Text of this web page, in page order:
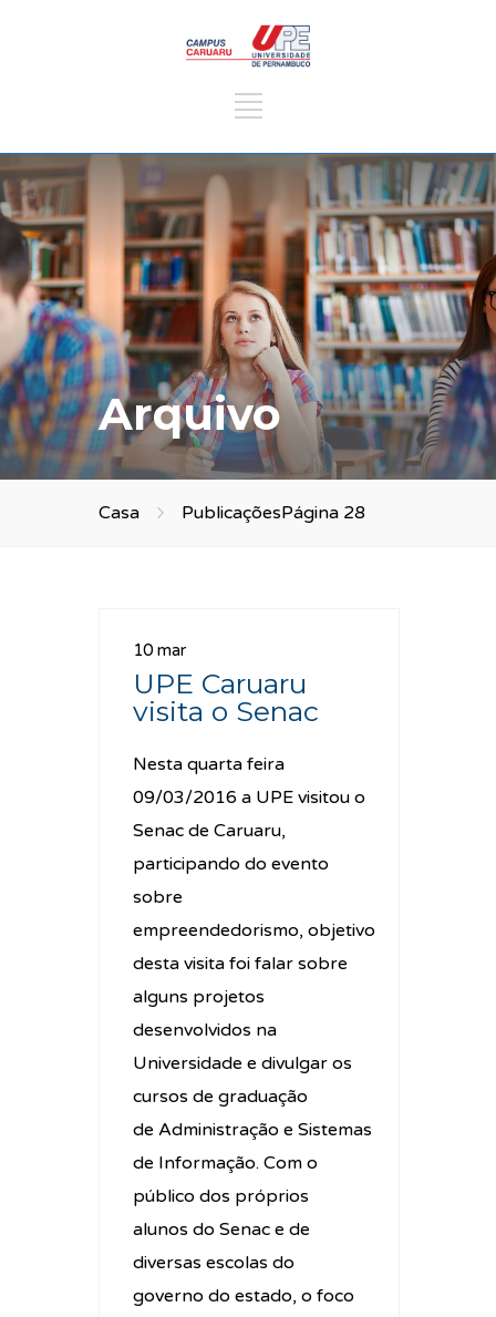
Arquivo
Casa PublicaçõesPágina 28
10 mar
UPE Caruaru
visita o Senac
Nesta quarta feira
09/03/2016 a UPE visitou o
Senac de Caruaru,
participando do evento
sobre
empreendedorismo, objetivo
desta visita foi falar sobre
alguns projetos
desenvolvidos na
Universidade e divulgar os
cursos de graduação
de Administração e Sistemas
de Informação. Com o
público dos próprios
alunos do Senac e de
diversas escolas do
governo do estado, o foco